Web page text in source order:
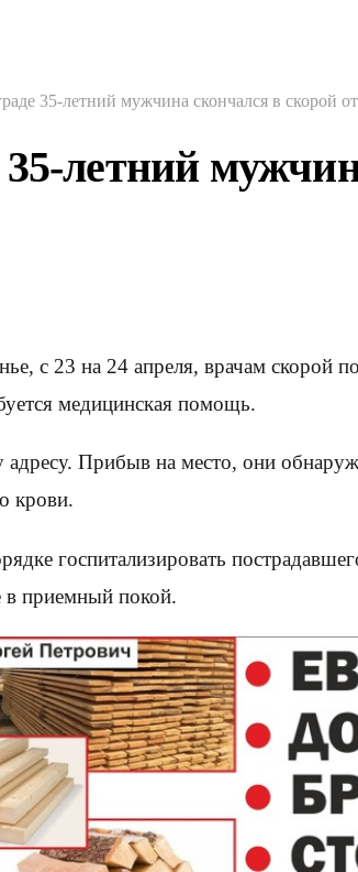
35-летний мужчина скончался в скорой
летний
с 23 на 24 апреля, врачам
медицинская помощь.
Прибыв на место, они
крови.
госпитализировать
в приемный покой.